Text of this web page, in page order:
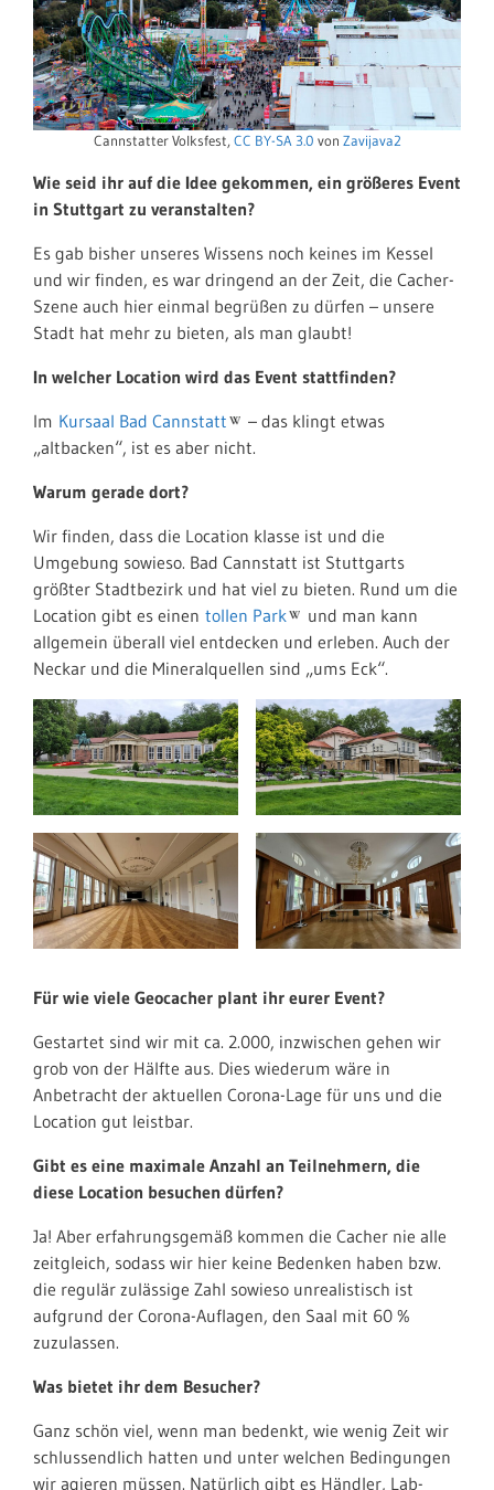
Cannstatter Volksfest, CC BY-SA 3.0 von Zavijava2
Wie seid ihr auf die Idee gekommen, ein größeres Event
in Stuttgart zu veranstalten?
Es gab bisher unseres Wissens noch keines im Kessel
und wir finden, es war dringend an der Zeit, die Cacher-
Szene auch hier einmal begrüßen zu dürfen – unsere
Stadt hat mehr zu bieten, als man glaubt!
In welcher Location wird das Event stattfinden?
Im Kursaal Bad Cannstatt
– das klingt etwas
„altbacken“, ist es aber nicht.
Warum gerade dort?
Wir finden, dass die Location klasse ist und die
Umgebung sowieso. Bad Cannstatt ist Stuttgarts
größter Stadtbezirk und hat viel zu bieten. Rund um die
Location gibt es einen tollen Park
und man kann
allgemein überall viel entdecken und erleben. Auch der
Neckar und die Mineralquellen sind „ums Eck“.
Für wie viele Geocacher plant ihr eurer Event?
Gestartet sind wir mit ca. 2.000, inzwischen gehen wir
grob von der Hälfte aus. Dies wiederum wäre in
Anbetracht der aktuellen Corona-Lage für uns und die
Location gut leistbar.
Gibt es eine maximale Anzahl an Teilnehmern, die
diese Location besuchen dürfen?
Ja! Aber erfahrungsgemäß kommen die Cacher nie alle
zeitgleich, sodass wir hier keine Bedenken haben bzw.
die regulär zulässige Zahl sowieso unrealistisch ist
aufgrund der Corona-Auflagen, den Saal mit 60 %
zuzulassen.
Was bietet ihr dem Besucher?
Ganz schön viel, wenn man bedenkt, wie wenig Zeit wir
schlussendlich hatten und unter welchen Bedingungen
wir agieren müssen. Natürlich gibt es Händler, Lab-